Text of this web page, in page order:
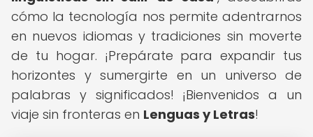
cómo la tecnología nos permite adentrarnos
en nuevos idiomas y tradiciones sin moverte
de tu hogar. ¡Prepárate para expandir tus
horizontes y sumergirte en un universo de
palabras y significados! ¡Bienvenidos a un
viaje sin fronteras en Lenguas y Letras!